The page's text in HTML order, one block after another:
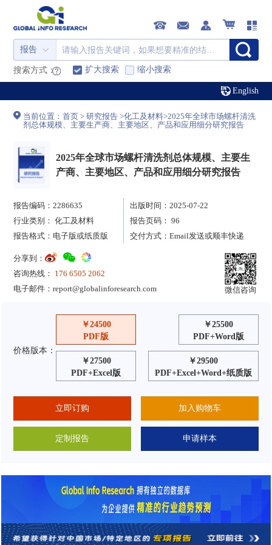
报告
搜索方式： 扩大搜索 缩小搜索
English
当前位置：首页> 研究报告>化工及材料>2025年全球市场螺杆清洗
剂总体规模、主要生产商、主要地区、产品和应用细分研究报告
2025年全球市场螺杆清洗剂总体规模、主要生
产商、主要地区、产品和应用细分研究报告
报告编码：2286635
出版时间：2025-07-22
行业类别：化工及材料
报告页码： 96
报告格式：电子版或纸质版
交付方式：Email发送或顺丰快递
分享到：
咨询热线： 176 6505 2062
电子邮件：report@globalinforesearch.com 微信咨询
价格版本：
￥24500
PDF版
￥25500
PDF+Word版
￥27500
PDF+Excel版
￥29500
PDF+Excel+Word+纸质版
立即订购 加入购物车
定制报告 申请样本